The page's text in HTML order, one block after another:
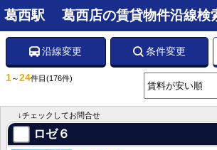
葛西駅 葛西店の賃貸物件沿線検
沿線変更 条件変更
1～24件目 (176件)
↓チェックしてお問合せ
ロゼ６